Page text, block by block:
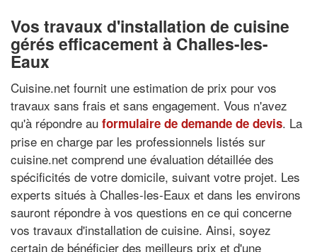
Vos travaux d'installation de cuisine
gérés efficacement à Challes-les-
Eaux
Cuisine.net fournit une estimation de prix pour vos
travaux sans frais et sans engagement. Vous n'avez
qu'à répondre au formulaire de demande de devis. La
prise en charge par les professionnels listés sur
cuisine.net comprend une évaluation détaillée des
spécificités de votre domicile, suivant votre projet. Les
experts situés à Challes-les-Eaux et dans les environs
sauront répondre à vos questions en ce qui concerne
vos travaux d'installation de cuisine. Ainsi, soyez
certain de bénéficier des meilleurs prix et d'une